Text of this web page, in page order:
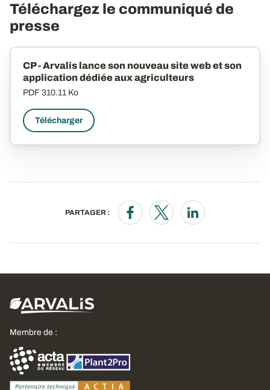
Téléchargez le communiqué de
presse
CP - Arvalis lance son nouveau site web et son
application dédiée aux agriculteurs
PDF 310.11 Ko
Télécharger
PARTAGER :
Opens in a new window
Opens in a new window
Opens in a new
Membre de :